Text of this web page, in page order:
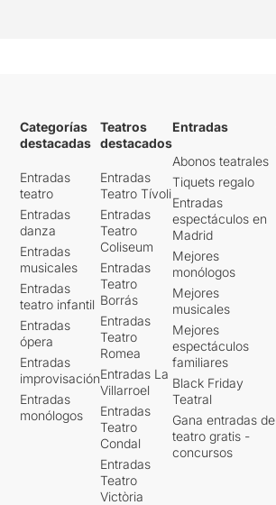
Categorías
destacadas
Entradas
teatro
Entradas
danza
Entradas
musicales
Entradas
teatro infantil
Entradas
ópera
Entradas
improvisación
Entradas
monólogos
Teatros
destacados
Entradas
Teatro Tívoli
Entradas
Teatro
Coliseum
Entradas
Teatro
Borrás
Entradas
Teatro
Romea
Entradas La
Villarroel
Entradas
Teatro
Condal
Entradas
Teatro
Victòria
Entradas
Abonos teatrales
Tiquets regalo
Entradas
espectáculos en
Madrid
Mejores
monólogos
Mejores
musicales
Mejores
espectáculos
familiares
Black Friday
Teatral
Gana entradas de
teatro gratis -
concursos